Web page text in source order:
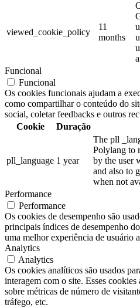
viewed_cookie_policy
11
months
Funcional
Funcional
Os cookies funcionais ajudam a
como compartilhar o conteúdo do
social, coletar feedbacks e outros
Cookie
Duração
pll_language 1 year
The pll
Polylang to
by the user
and also to
when not
Performance
Performance
Os cookies de desempenho são
principais índices de desempenho
uma melhor experiência de usuário
Analytics
Analytics
Os cookies analíticos são usados
interagem com o site. Esses
sobre métricas de número de
tráfego, etc.